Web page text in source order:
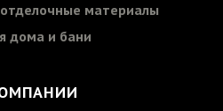
материалы
дома и бани